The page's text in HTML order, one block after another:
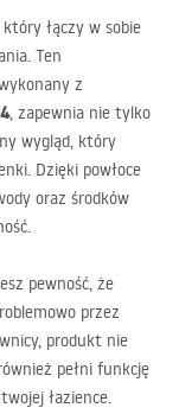
który łączy w sobie
Ten
z
, zapewnia nie tylko
wygląd, który
Dzięki powłoce
oraz środków
pewność, że
przez
produkt nie
pełni funkcję
łazience.